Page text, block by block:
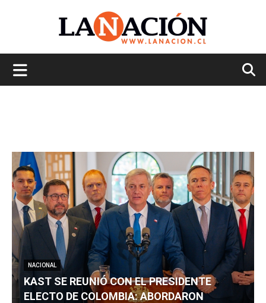
NACIONAL
KAST SE REUNIÓ CON EL PRESIDENTE
ELECTO DE COLOMBIA: ABORDARON